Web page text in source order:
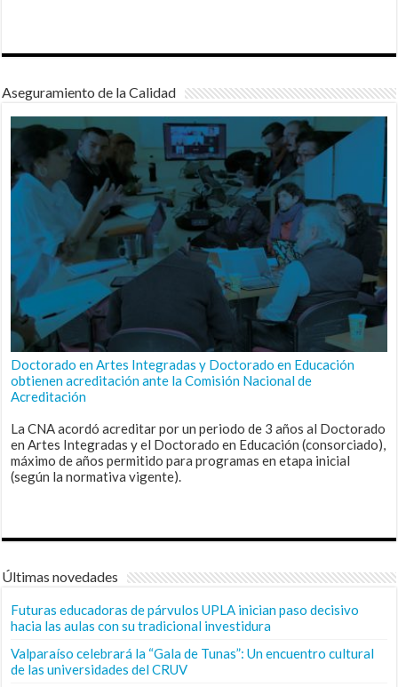
Aseguramiento de la Calidad
Doctorado en Artes Integradas y Doctorado en Educación
obtienen acreditación ante la Comisión Nacional de
Acreditación
La CNA acordó acreditar por un periodo de 3 años al Doctorado
en Artes Integradas y el Doctorado en Educación (consorciado),
máximo de años permitido para programas en etapa inicial
(según la normativa vigente).
Últimas novedades
Futuras educadoras de párvulos UPLA inician paso decisivo
hacia las aulas con su tradicional investidura
Valparaíso celebrará la “Gala de Tunas”: Un encuentro cultural
de las universidades del CRUV